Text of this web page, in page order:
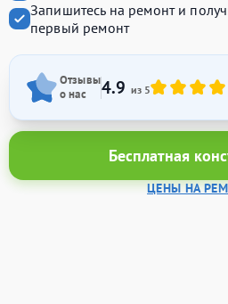
Запишитесь на ремонт и
первый ремонт
Отзывы
о нас
4.9 из 5
Бесплатная
ЦЕНЫ НА